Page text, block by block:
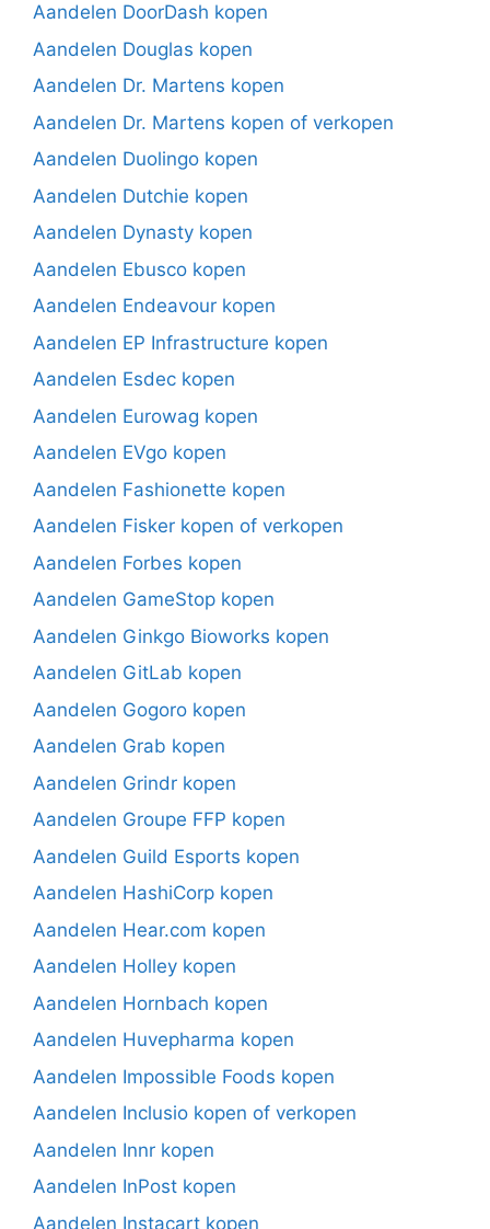
Aandelen DoorDash kopen
Aandelen Douglas kopen
Aandelen Dr. Martens kopen
Aandelen Dr. Martens kopen of verkopen
Aandelen Duolingo kopen
Aandelen Dutchie kopen
Aandelen Dynasty kopen
Aandelen Ebusco kopen
Aandelen Endeavour kopen
Aandelen EP Infrastructure kopen
Aandelen Esdec kopen
Aandelen Eurowag kopen
Aandelen EVgo kopen
Aandelen Fashionette kopen
Aandelen Fisker kopen of verkopen
Aandelen Forbes kopen
Aandelen GameStop kopen
Aandelen Ginkgo Bioworks kopen
Aandelen GitLab kopen
Aandelen Gogoro kopen
Aandelen Grab kopen
Aandelen Grindr kopen
Aandelen Groupe FFP kopen
Aandelen Guild Esports kopen
Aandelen HashiCorp kopen
Aandelen Hear.com kopen
Aandelen Holley kopen
Aandelen Hornbach kopen
Aandelen Huvepharma kopen
Aandelen Impossible Foods kopen
Aandelen Inclusio kopen of verkopen
Aandelen Innr kopen
Aandelen InPost kopen
Aandelen Instacart kopen